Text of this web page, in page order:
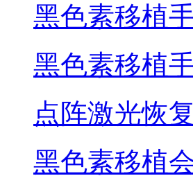
黑色素移植
黑色素移植
点阵激光恢
黑色素移植